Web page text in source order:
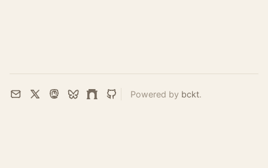
Email
X Mastodon
BlueskyFarcaster
GitHub
Powered by bckt.